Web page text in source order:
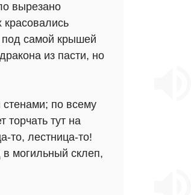
вырезано
самой крышей
из пасти, но
по всему
тут на
то, лестница-то!
могильный склеп,